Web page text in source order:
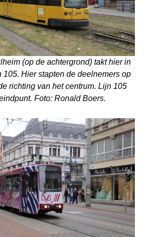
(op de achtergrond) takt hier in
105. Hier stapten de deelnemers op
richting van het centrum. Lijn 105
Foto: Ronald Boers.